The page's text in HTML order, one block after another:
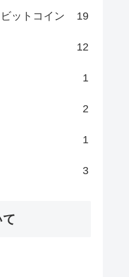
ットコイン 19
12
1
2
1
3